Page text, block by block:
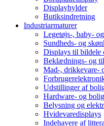
Displayhylder
Butiksindretning
Industriarmaturer
Legetøjs-, baby-
Sundheds- og
Displays til bildele
Beklædnings- og
Mad-, drikkevare-
Udstillinger af
Hardware- og
Belysning og
Hvidevaredisplays
Indehavere af